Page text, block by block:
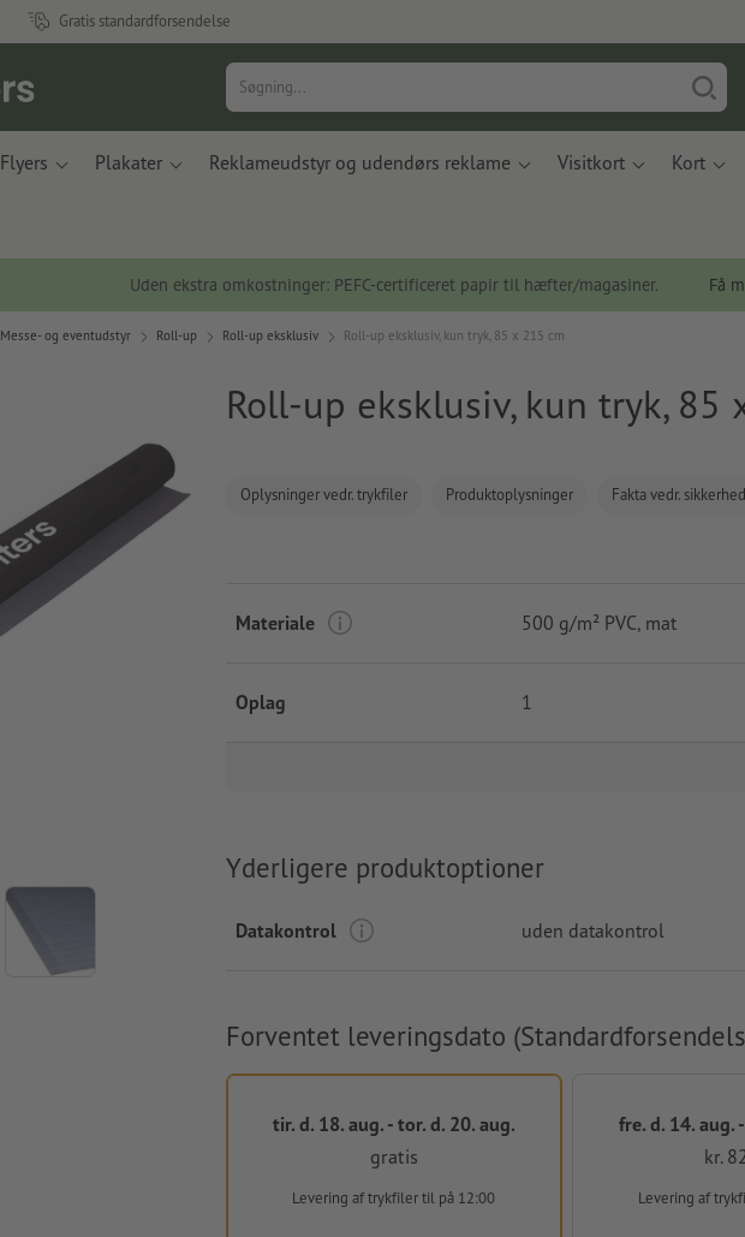
Gratis standardforsendelse
Flyers Plakater Reklameudstyr og udendørs reklame Visitkort Kort
Uden ekstra omkostninger: PEFC-certificeret papir til hæfter/magasiner. Få
Messe- og eventudstyr Roll-up Roll-up eksklusiv Roll-up eksklusiv, kun tryk, 85 x 215 cm
Roll-up eksklusiv, kun tryk, 85
Oplysninger vedr. trykfiler Produktoplysninger Fakta vedr.
Materiale 500 g/m² PVC, mat
Oplag 1
Yderligere produktoptioner
Datakontrol uden datakontrol
Forventet leveringsdato
tir. d. 18. aug. - tor. d. 20. aug.
gratis
Levering af trykfilertil på 12:00
fre. d. 14. aug.
kr.
Levering af